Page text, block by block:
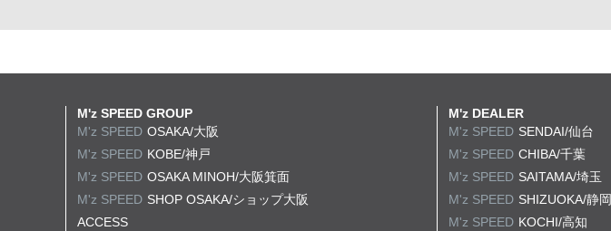
M'z SPEED GROUP
M'z SPEED OSAKA/大阪
M'z SPEED KOBE/神戸
M'z SPEED OSAKA MINOH/大阪箕面
M'z SPEED SHOP OSAKA/ショップ大阪
ACCESS
M'z DEALER
M'z SPEED SENDAI/仙台
M'z SPEED CHIBA/千葉
M'z SPEED SAITAMA/埼玉
M'z SPEED SHIZUOKA/静岡
M'z SPEED KOCHI/高知